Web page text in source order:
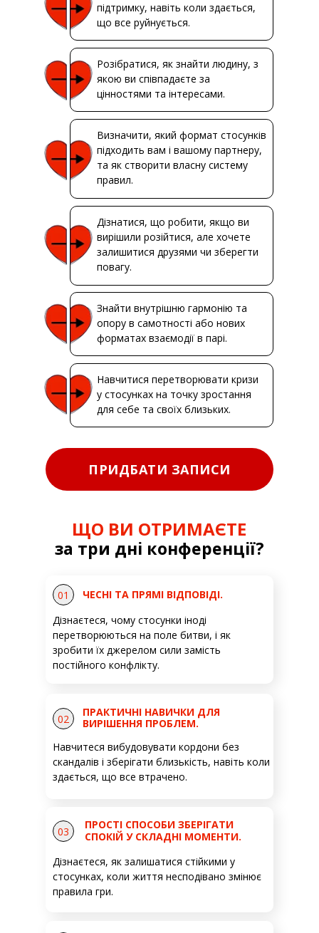
підтримку, навіть коли здається,
що все руйнується.
Розібратися, як знайти людину, з
якою ви співпадаєте за
цінностями та інтересами.
Навчитися перетворювати кризи
у стосунках на точку зростання
для себе та своїх близьких.
Знайти внутрішню гармонію та
опору в самотності або нових
форматах взаємодії в парі.
Дізнатися, що робити, якщо ви
вирішили розійтися, але хочете
залишитися друзями чи зберегти
повагу.
Визначити, який формат стосунків
підходить вам і вашому партнеру,
та як створити власну систему
правил.
ПРИДБАТИ ЗАПИСИ
Дізнаєтеся, чому стосунки іноді
перетворюються на поле битви, і як
зробити їх джерелом сили замість
постійного конфлікту.
01 ЧЕСНІ ТА ПРЯМІ ВІДПОВІДІ.
Навчитеся вибудовувати кордони без
скандалів і зберігати близькість, навіть коли
здається, що все втрачено.
02
ПРАКТИЧНІ НАВИЧКИ ДЛЯ
ВИРІШЕННЯ ПРОБЛЕМ.
Дізнаєтеся, як залишатися стійкими у
стосунках, коли життя несподівано змінює
правила гри.
03
ПРОСТІ СПОСОБИ ЗБЕРІГАТИ
СПОКІЙ У СКЛАДНІ МОМЕНТИ.
ЩО ВИ ОТРИМАЄТЕ
за три дні конференції?